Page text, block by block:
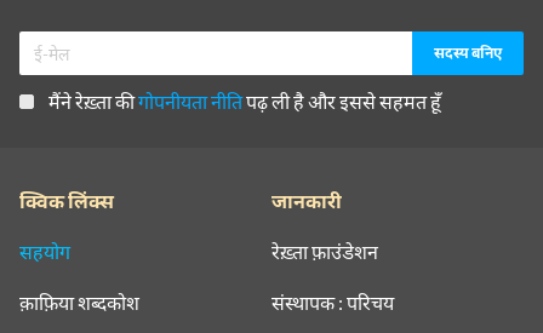
मैंने रेख़्ता कीगोपनीयता नीतिपढ़ ली है और इससे सहमत हूँ
क्विक लिंक्स
सहयोग
क़ाफ़िया शब्दकोश
जानकारी
रेख़्ता फ़ाउंडेशन
संस्थापक : परिचय